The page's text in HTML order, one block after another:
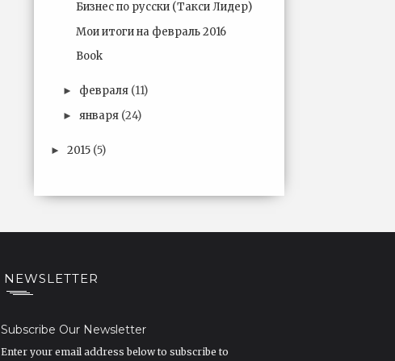
Бизнес по русски (Такси Лидер)
Мои итоги на февраль 2016
Book
► февраля (11)
► января (24)
► 2015 (5)
NEWSLETTER
Subscribe Our Newsletter
Enter your email address below to subscribe to